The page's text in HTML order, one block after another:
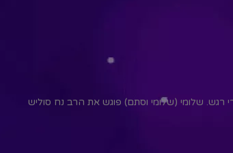
רגש. שלומי (שלומי וסתם) פוגש את הרב נח סוליש